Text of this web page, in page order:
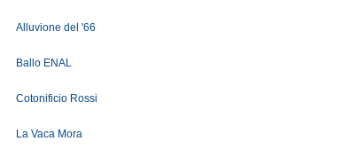
Alluvione del '66
Ballo ENAL
Cotonificio Rossi
La Vaca Mora